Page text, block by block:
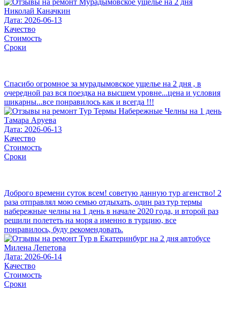
Николай Каначкин
Дата: 2026-06-13
Качество
Стоимость
Сроки
Спасибо огромное за мурадымовское ущелье на 2 дня , в
очередной раз вся поездка на высшем уровне...цена и условия
шикарны...все понравилось как и всегда !!!
Тамара Аруева
Дата: 2026-06-13
Качество
Стоимость
Сроки
Доброго времени суток всем! советую данную тур агенство! 2
раза отправлял мою семью отдыхать, один раз тур термы
набережные челны на 1 день в начале 2020 года, и второй раз
решили полететь на моря а именно в турцию, все
понравилось, буду рекомендовать.
Милена Лепетова
Дата: 2026-06-14
Качество
Стоимость
Сроки